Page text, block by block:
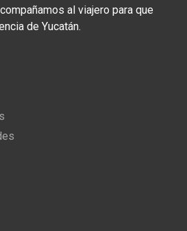
al viajero para que
de Yucatán.